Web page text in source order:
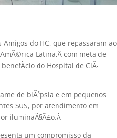
do HC, que repassaram ao
Latina,Â com meta de
do Hospital de ClÃ­
de biÃ³psia e em pequenos
SUS, por atendimento em
iluminaÃ§Ã£o.Â
um compromisso da